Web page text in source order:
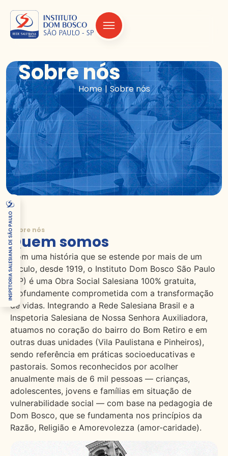
Sobre nós
Home | Sobre nós
Sobre nós
Quem somos
Com uma história que se estende por mais de um
século, desde 1919, o Instituto Dom Bosco São Paulo
(SP) é uma Obra Social Salesiana 100% gratuita,
profundamente comprometida com a transformação
de vidas. Integrando a Rede Salesiana Brasil e a
Inspetoria Salesiana de Nossa Senhora Auxiliadora,
atuamos no coração do bairro do Bom Retiro e em
outras duas unidades (Vila Paulistana e Pinheiros),
sendo referência em práticas socioeducativas e
pastorais. Somos reconhecidos por acolher
anualmente mais de 6 mil pessoas — crianças,
adolescentes, jovens e famílias em situação de
vulnerabilidade social — com base na pedagogia de
Dom Bosco, que se fundamenta nos princípios da
Razão, Religião e Amorevolezza (amor-caridade).